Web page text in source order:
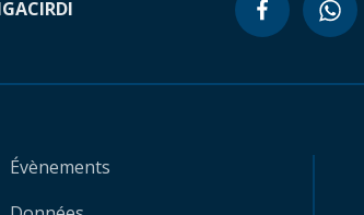
CIRDI
Évènements